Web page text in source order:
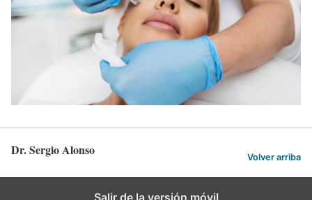
Dr. Sergio Alonso Volver arriba